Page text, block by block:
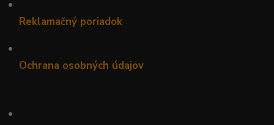
•
Reklamačný poriadok
•
Ochrana osobných údajov
•